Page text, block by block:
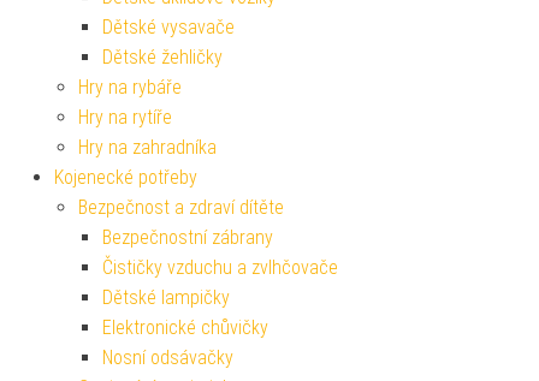
Dětské vysavače
Dětské žehličky
Hry na rybáře
Hry na rytíře
Hry na zahradníka
Kojenecké potřeby
Bezpečnost a zdraví dítěte
Bezpečnostní zábrany
Čističky vzduchu a zvlhčovače
Dětské lampičky
Elektronické chůvičky
Nosní odsávačky